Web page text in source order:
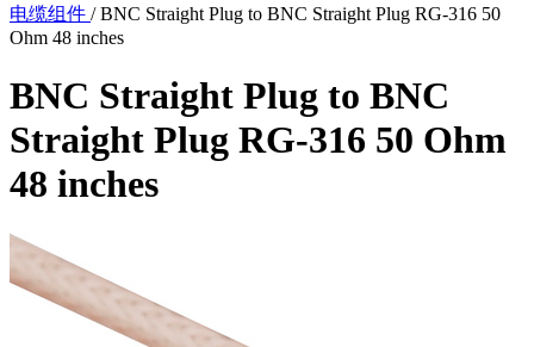
电缆组件 / BNC Straight Plug to BNC Straight Plug RG-316 50
Ohm 48 inches
BNC Straight Plug to BNC
Straight Plug RG-316 50 Ohm
48 inches